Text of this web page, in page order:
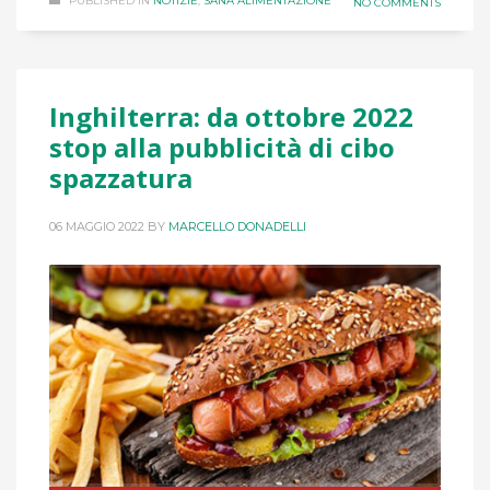
NO COMMENTS
Inghilterra: da ottobre 2022
stop alla pubblicità di cibo
spazzatura
06 MAGGIO 2022 BY MARCELLO DONADELLI